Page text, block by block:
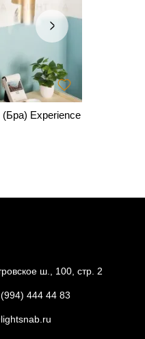
(Бра) Experience
ш., 100, стр. 2
444 44 83